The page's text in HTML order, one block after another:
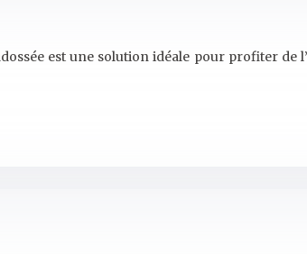
est une solution idéale pour profiter de